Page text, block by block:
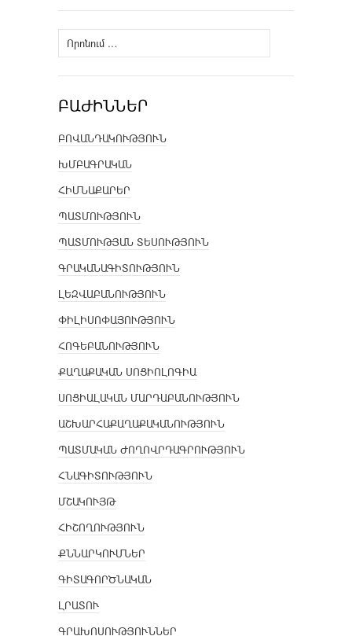
Որոնել՝
ԲԱԺԻՆՆԵՐ
ԲՈՎԱՆԴԱԿՈՒԹՅՈՒՆ
ԽՄԲԱԳՐԱԿԱՆ
ՀԻՄՆԱՔԱՐԵՐ
ՊԱՏՄՈՒԹՅՈՒՆ
ՊԱՏՄՈՒԹՅԱՆ ՏԵՍՈՒԹՅՈՒՆ
ԳՐԱԿԱՆԱԳԻՏՈՒԹՅՈՒՆ
ԼԵԶՎԱԲԱՆՈՒԹՅՈՒՆ
ՓԻԼԻՍՈՓԱՅՈՒԹՅՈՒՆ
ՀՈԳԵԲԱՆՈՒԹՅՈՒՆ
ՔԱՂԱՔԱԿԱՆ ՍՈՑԻՈԼՈԳԻԱ
ՍՈՑԻԱԼԱԿԱՆ ՄԱՐԴԱԲԱՆՈՒԹՅՈՒՆ
ԱՇԽԱՐՀԱՔԱՂԱՔԱԿԱՆՈՒԹՅՈՒՆ
ՊԱՏՄԱԿԱՆ ԺՈՂՈՎՐԴԱԳՐՈՒԹՅՈՒՆ
ՀՆԱԳԻՏՈՒԹՅՈՒՆ
ՄՇԱԿՈՒՅԹ
ՀԻՇՈՂՈՒԹՅՈՒՆ
ՔՆՆԱՐԿՈՒՄՆԵՐ
ԳԻՏԱԳՈՐԾՆԱԿԱՆ
ԼՐԱՏՈՒ
ԳՐԱԽՈՍՈՒԹՅՈՒՆՆԵՐ